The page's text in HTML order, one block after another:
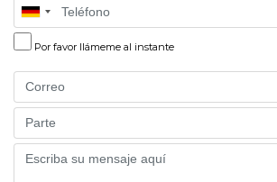
Phone
Por favor llámeme al instante
Email
Part
Message